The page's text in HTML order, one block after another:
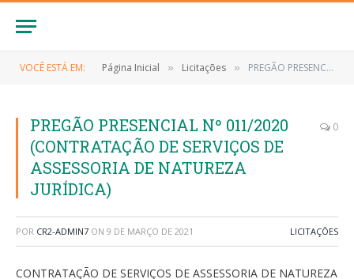
VOCÊ ESTÁ EM: Página Inicial » Licitações » PREGÃO PRESENCIAL Nº 011/2020 (CONTRATAÇÃO DE SERVIÇOS DE ASSESSORIA DE NATUREZA JURÍDICA)
PREGÃO PRESENCIAL Nº 011/2020
(CONTRATAÇÃO DE SERVIÇOS DE
ASSESSORIA DE NATUREZA
JURÍDICA)
0
POR CR2-ADMIN7 ON 9 DE MARÇO DE 2021 LICITAÇÕES
CONTRATAÇÃO DE SERVIÇOS DE ASSESSORIA DE NATUREZA